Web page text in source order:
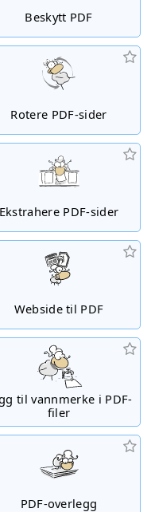
Beskytt PDF
Rotere PDF-sider
Ekstrahere PDF-sider
Webside til PDF
til vannmerke i PDF-
filer
PDF-overlegg